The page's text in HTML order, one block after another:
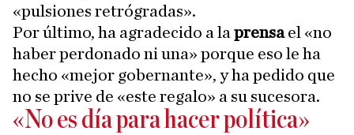
«pulsiones retrógradas».
Por último, ha agradecido a laprensael «no
haber perdonado ni una» porque eso le ha
hecho «mejor gobernante», y ha pedido que
no se prive de «este regalo» a su sucesora.
«No es día para hacer política»